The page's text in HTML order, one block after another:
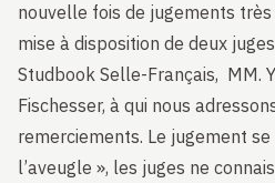
nouvelle fois de jugements
mise à disposition de deux
Studbook Selle-Français, MM.
Fischesser, à qui nous
remerciements. Le jugement
l’aveugle », les juges ne